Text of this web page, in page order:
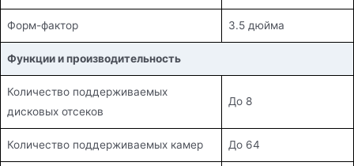
Форм-фактор 3.5 дюйма
Функции и производительность
Количество поддерживаемых
дисковых отсеков
До 8
Количество поддерживаемых камер До 64